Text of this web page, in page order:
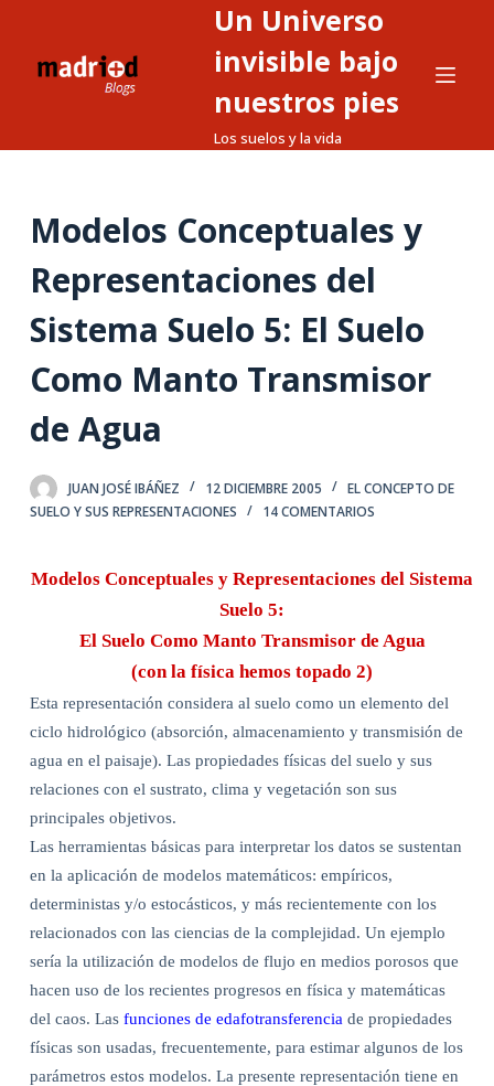
o
Un Universo
invisible bajo
nuestros pies
Los suelos y la vida
Modelos Conceptuales y
Representaciones del
Sistema Suelo 5: El Suelo
Como Manto Transmisor
de Agua
JUAN JOSÉ IBÁÑEZ 12 DICIEMBRE 2005
EL CONCEPTO DE
SUELO Y SUS REPRESENTACIONES
14 COMENTARIOS
Modelos Conceptuales y Representaciones del Sistema
Suelo 5:
El Suelo Como Manto Transmisor de Agua
(con la física hemos topado 2)
Esta representación considera al suelo como un elemento del
ciclo hidrológico (absorción, almacenamiento y transmisión de
agua en el paisaje). Las propiedades físicas del suelo y sus
relaciones con el sustrato, clima y vegetación son sus
principales objetivos.
Las herramientas básicas para interpretar los datos se sustentan
en la aplicación de modelos matemáticos: empíricos,
deterministas y/o estocásticos, y más recientemente con los
relacionados con las ciencias de la complejidad. Un ejemplo
sería la utilización de modelos de flujo en medios porosos que
hacen uso de los recientes progresos en física y matemáticas
del caos. Las funciones de edafotransferencia de propiedades
físicas son usadas, frecuentemente, para estimar algunos de los
parámetros estos modelos. La presente representación tiene en